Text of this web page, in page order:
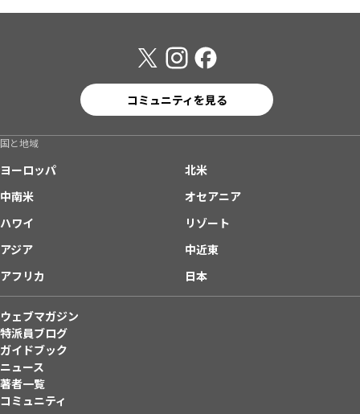
コミュニティを見る
国と地域
ヨーロッパ
北米
中南米
オセアニア
ハワイ
リゾート
アジア
中近東
アフリカ
日本
ウェブマガジン
特派員ブログ
ガイドブック
ニュース
著者一覧
コミュニティ